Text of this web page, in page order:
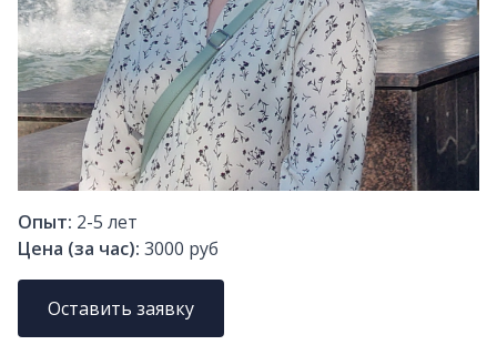
Опыт: 2-5 лет
Цена (за час): 3000 руб
Оставить заявку